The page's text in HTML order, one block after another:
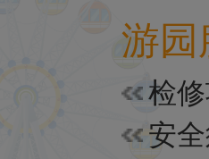
游园
检
安